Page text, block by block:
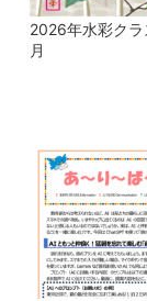
2026年水彩ク
月